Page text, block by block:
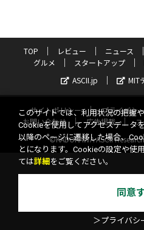
TOP レビュー ニュース
グルメ
スタートアップ
ASCII.jp
MIT
サイトポリシー プライバシ
お問い合わせ
広告掲載
©KADOKAWA ASCII
このサイトでは、利用状況の把握
Cookieを使用してアクセスデータ
以降のページに遷移した場合、
とになります。Cookieの設定や使
ては詳細 をご覧ください。
同意
＞プライバシ